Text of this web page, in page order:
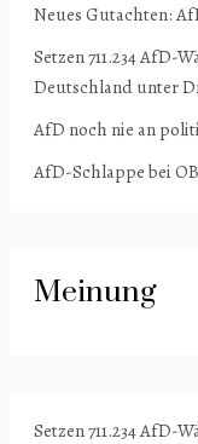
Neues Gutachten:
Setzen 711.234 AfD-
Deutschland unter
AfD noch nie an
AfD-Schlappe bei
Meinung
Setzen 711.234 AfD-